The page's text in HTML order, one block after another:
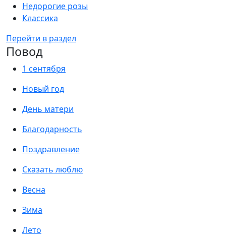
Недорогие розы
Классика
Перейти в раздел
Повод
1 сентября
Новый год
День матери
Благодарность
Поздравление
Сказать люблю
Весна
Зима
Лето